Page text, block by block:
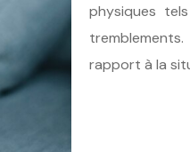
physiques
rapport à la